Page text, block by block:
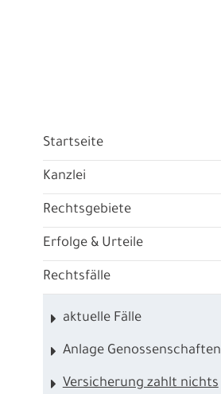
Startseite
Kanzlei
Rechtsgebiete
Erfolge & Urteile
Rechtsfälle
aktuelle Fälle
Anlage Genossenschaften
Versicherung zahlt nichts